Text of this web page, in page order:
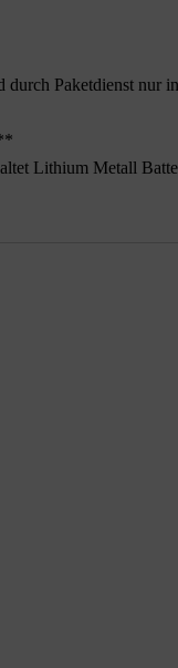
Paketdienst nur
Lithium Metall